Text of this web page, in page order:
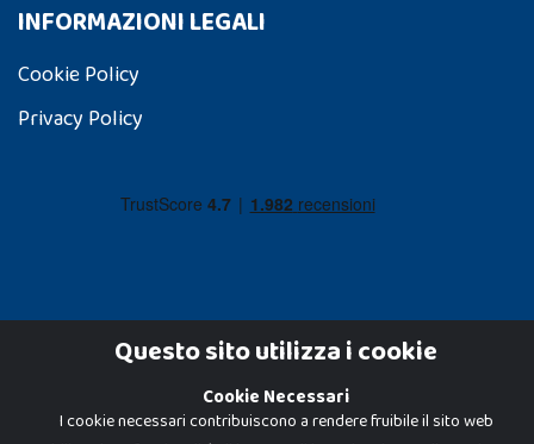
INFORMAZIONI LEGALI
Cookie Policy
Privacy Policy
Dadi e Mattoncini è un brand di Giocabene Srl. Ogni riproduzione o utilizzo non
espressamente autorizzato è severamente vietato. Tutti i loghi, marchi,
brand elencati nel presente shop sono di proprietà dei rispettivi titolari.
Questo sito utilizza i cookie
Cookie Necessari
I cookie necessari contribuiscono a rendere fruibile il sito web